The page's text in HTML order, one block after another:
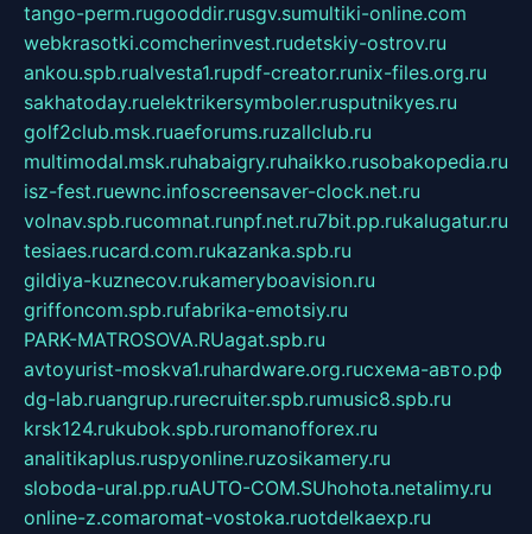
tango-perm.rugooddir.rusgv.sumultiki-online.com
webkrasotki.comcherinvest.rudetskiy-ostrov.ru
ankou.spb.rualvesta1.rupdf-creator.runix-files.org.ru
sakhatoday.ruelektrikersymboler.rusputnikyes.ru
golf2club.msk.ruaeforums.ruzallclub.ru
multimodal.msk.ruhabaigry.ruhaikko.rusobakopedia.ru
isz-fest.ruewnc.infoscreensaver-clock.net.ru
volnav.spb.rucomnat.runpf.net.ru7bit.pp.rukalugatur.ru
tesiaes.rucard.com.rukazanka.spb.ru
gildiya-kuznecov.rukameryboavision.ru
griffoncom.spb.rufabrika-emotsiy.ru
PARK-MATROSOVA.RUagat.spb.ru
avtoyurist-moskva1.ruhardware.org.ruсхема-авто.рф
dg-lab.ruangrup.rurecruiter.spb.rumusic8.spb.ru
krsk124.rukubok.spb.ruromanofforex.ru
analitikaplus.ruspyonline.ruzosikamery.ru
sloboda-ural.pp.ruAUTO-COM.SUhohota.netalimy.ru
online-z.comaromat-vostoka.ruotdelkaexp.ru